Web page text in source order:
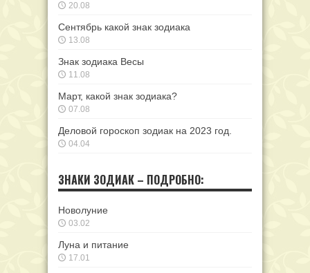
20.08
Сентябрь какой знак зодиака
13.08
Знак зодиака Весы
11.08
Март, какой знак зодиака?
07.08
Деловой гороскоп зодиак на 2023 год.
04.04
ЗНАКИ ЗОДИАК – ПОДРОБНО:
Новолуние
03.02
Луна и питание
17.01